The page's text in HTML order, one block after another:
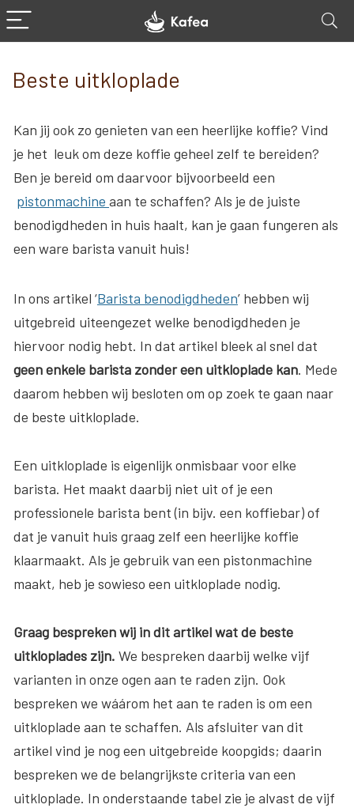
Beste uitkloplade
Kan jij ook zo genieten van een heerlijke koffie? Vind
je het leuk om deze koffie geheel zelf te bereiden?
Ben je bereid om daarvoor bijvoorbeeld een
pistonmachine aan te schaffen? Als je de juiste
benodigdheden in huis haalt, kan je gaan fungeren als
een ware barista vanuit huis!
In ons artikel ‘Barista benodigdheden’ hebben wij
uitgebreid uiteengezet welke benodigdheden je
hiervoor nodig hebt. In dat artikel bleek al snel dat
geen enkele barista zonder een uitkloplade kan. Mede
daarom hebben wij besloten om op zoek te gaan naar
de beste uitkloplade.
Een uitkloplade is eigenlijk onmisbaar voor elke
barista. Het maakt daarbij niet uit of je een
professionele barista bent (in bijv. een koffiebar) of
dat je vanuit huis graag zelf een heerlijke koffie
klaarmaakt. Als je gebruik van een pistonmachine
maakt, heb je sowieso een uitkloplade nodig.
Graag bespreken wij in dit artikel wat de beste
uitkloplades zijn. We bespreken daarbij welke vijf
varianten in onze ogen aan te raden zijn. Ook
bespreken we wáárom het aan te raden is om een
uitkloplade aan te schaffen. Als afsluiter van dit
artikel vind je nog een uitgebreide koopgids; daarin
bespreken we de belangrijkste criteria van een
uitkloplade. In onderstaande tabel zie je alvast de vijf